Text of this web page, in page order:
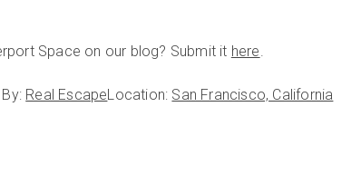
Space on our blog? Submit it here.
Real EscapeLocation: San Francisco, California